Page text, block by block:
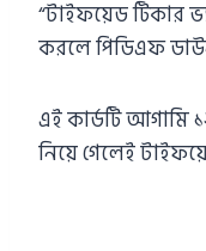
“টাইফয়েড টিকার
করলে পিডিএফ
এই কার্ডটি আগামি
নিয়ে গেলেই